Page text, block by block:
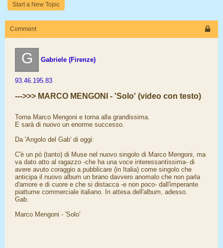
Start a New Topic
Comment
G Gabriele (Firenze)
93.46.195.83
--->>> MARCO MENGONI - 'Solo' (video con testo)
Torna Marco Mengoni e torna alla grandissima.
E sarà di nuovo un enorme successo.
Da 'Angolo del Gab' di oggi:
C'è un pò (tanto) di Muse nel nuovo singolo di Marco Mengoni, ma
va dato atto al ragazzo -che ha una voce interessantissima- di
avere avuto coraggio a pubblicare (in Italia) come singolo che
anticipa il nuovo album un brano davvero anomalo che non parla
d'amore e di cuore e che si distacca -e non poco- dall'imperante
piattume commerciale italiano. In attesa dell'album, adesso.
Gab.
Marco Mengoni - 'Solo'